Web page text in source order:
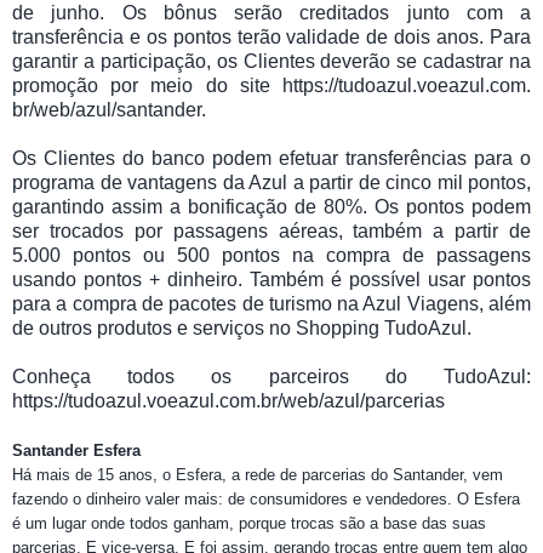
de junho. Os bônus serão creditados junto com a
transferência e os pontos terão validade de dois anos. Para
garantir a participação, os Clientes deverão se cadastrar na
promoção por meio do site
https://tudoazul.voeazul.com.
br/web/azul/santander.
Os Clientes do banco podem efetuar transferências para o
programa de vantagens da Azul a partir de cinco mil pontos,
garantindo assim a bonificação de 80%. Os pontos podem
ser trocados por passagens aéreas, também a partir de
5.000 pontos ou 500 pontos na compra de passagens
usando pontos + dinheiro. Também é possível usar pontos
para a compra de pacotes de turismo na Azul Viagens, além
de outros produtos e serviços no Shopping TudoAzul.
Conheça todos os parceiros do TudoAzul:
https://tudoazul.voeazul.com.br/web/azul/parcerias
Santander Esfera
Há mais de 15 anos, o Esfera, a rede de parcerias do Santander, vem
fazendo o dinheiro valer mais: de consumidores e vendedores. O Esfera
é um lugar onde todos ganham, porque trocas são a base das suas
parcerias. E vice-versa. E foi assim, gerando trocas entre quem tem algo